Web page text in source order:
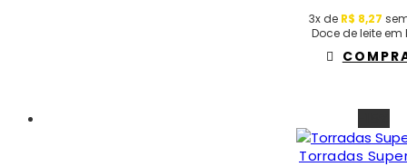
3x de R$ 8,27
Doce de leite em
Torradas